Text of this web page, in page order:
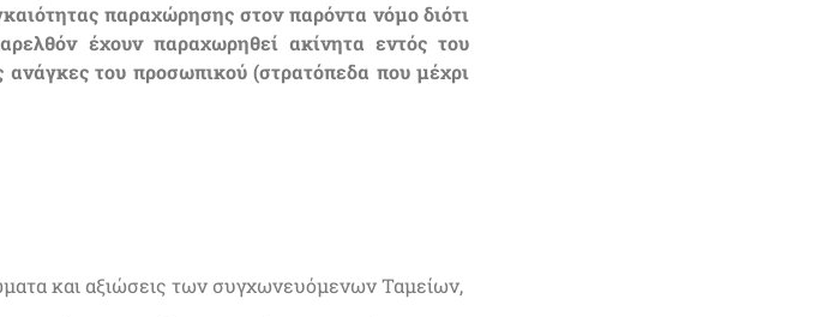
παραχώρησης στον παρόντα νόμο διότι
έχουν παραχωρηθεί ακίνητα εντός του
του προσωπικού (στρατόπεδα που μέχρι
και αξιώσεις των συγχωνευόμενων Ταμείων,